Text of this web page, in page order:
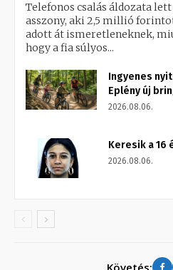
Telefonos csalás áldozata
asszony, aki 2,5 millió
adott át ismeretleneknek,
hogy a fia súlyos...
Ingyenes
Eplény új
2026.08.06.
Keresik a 16
2026.08.06.
Követés: